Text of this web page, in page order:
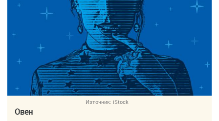
Източник: iStock
Овен